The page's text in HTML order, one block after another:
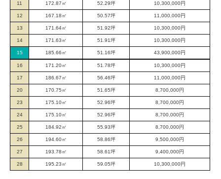
11 172.87㎡ 52.29坪 10,300,000円
12 167.18㎡ 50.57坪 11,000,000円
13 171.64㎡ 51.92坪 10,300,000円
14 171.63㎡ 51.91坪 10,300,000円
15 185.66㎡ 51.16坪 43,900,000円
16 171.20㎡ 51.78坪 10,300,000円
17 186.67㎡ 56.46坪 11,000,000円
20 170.75㎡ 51.65坪 8,700,000円
23 175.10㎡ 52.96坪 8,700,000円
24 175.10㎡ 52.96坪 8,700,000円
25 184.92㎡ 55.93坪 8,700,000円
26 194.60㎡ 58.86坪 9,500,000円
27 193.78㎡ 58.61坪 9,400,000円
28 195.23㎡ 59.05坪 10,300,000円